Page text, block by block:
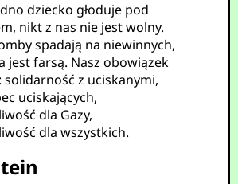
dziecko głoduje pod
nikt z nas nie jest wolny.
spadają na niewinnych,
jest farsą. Nasz obowiązek
solidarność z uciskanymi,
uciskających,
dla Gazy,
dla wszystkich.